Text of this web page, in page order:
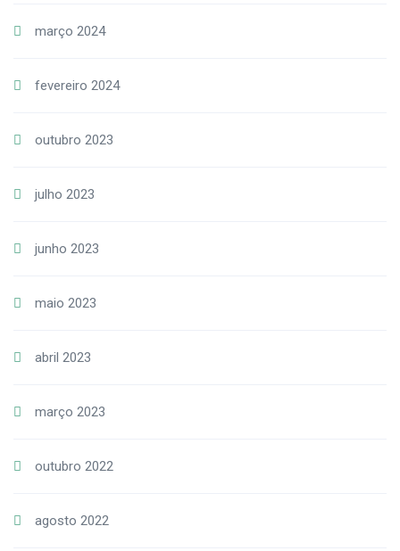
março 2024
fevereiro 2024
outubro 2023
julho 2023
junho 2023
maio 2023
abril 2023
março 2023
outubro 2022
agosto 2022